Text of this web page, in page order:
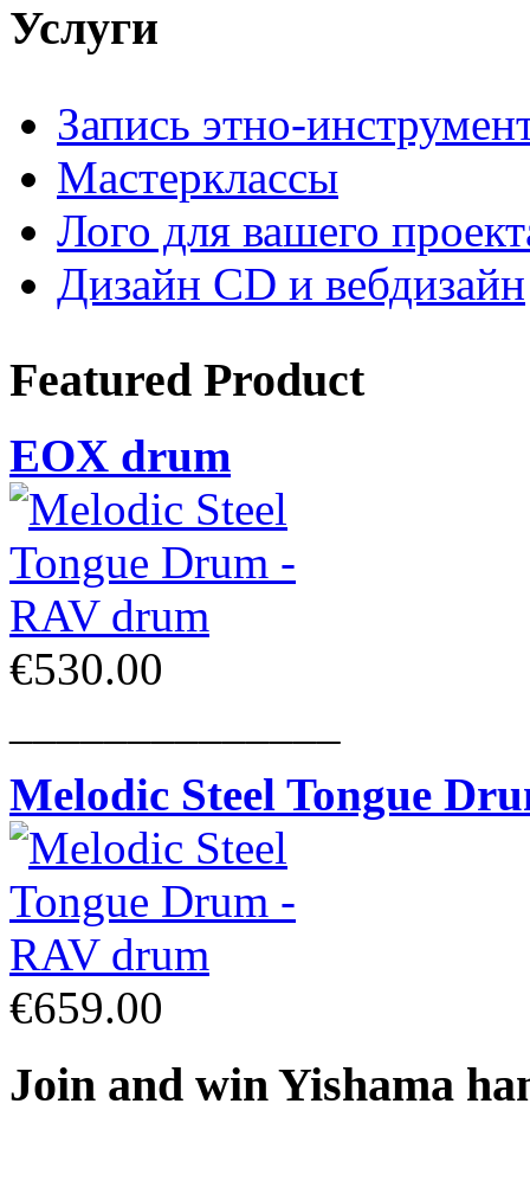
Услуги
Запись этно-
Мастерклассы
Лого для вашего
Дизайн CD и вебдизайн
Featured Product
EOX drum
€530.00
Melodic Steel Tongue
€659.00
Join and win Yishama